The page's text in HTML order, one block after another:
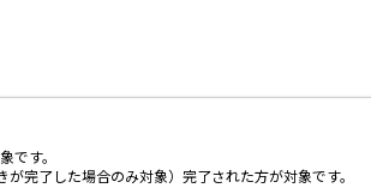
です。
完了した場合のみ対象）完了された方が対象です。